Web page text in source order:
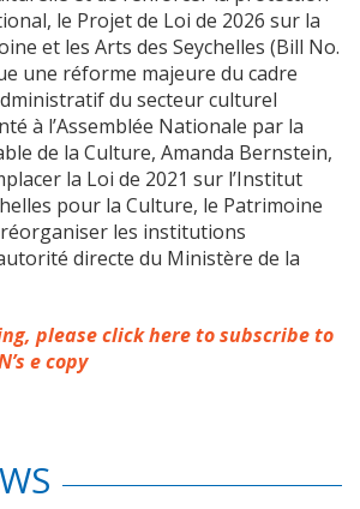
le Projet de Loi de 2026 sur la
et les Arts des Seychelles (Bill No.
une réforme majeure du cadre
du secteur culturel
à l’Assemblée Nationale par la
de la Culture, Amanda Bernstein,
la Loi de 2021 sur l’Institut
pour la Culture, le Patrimoine
les institutions
directe du Ministère de la
please click here to subscribe to
e copy